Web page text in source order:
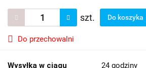
szt. Do koszyka
Do przechowalni
Wysyłka w ciągu 24 godziny